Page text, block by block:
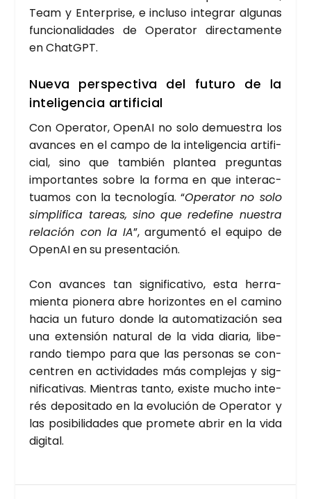
Team y Enter­pri­se, e inclu­so inte­grar algu­nas
fun­cio­na­li­da­des de Ope­ra­tor direc­ta­men­te
en ChatGPT.
Nue­va pers­pec­ti­va del futu­ro de la
inte­li­gen­cia arti­fi­cial
Con Ope­ra­tor, Ope­nAI no solo demues­tra los
avan­ces en el cam­po de la inte­li­gen­cia arti­fi­
cial, sino que tam­bién plan­tea pre­gun­tas
impor­tan­tes sobre la for­ma en que inter­ac­
tua­mos con la tec­no­lo­gía. “Ope­ra­tor no solo
sim­pli­fi­ca tareas, sino que rede­fi­ne nues­tra
rela­ción con la IA”, argu­men­tó el equi­po de
Ope­nAI en su pre­sen­ta­ción.
Con avan­ces tan sig­ni­fi­ca­ti­vo, esta herra­
mien­ta pio­ne­ra abre hori­zon­tes en el camino
hacia un futu­ro don­de la auto­ma­ti­za­ción sea
una exten­sión natu­ral de la vida dia­ria, libe­
ran­do tiem­po para que las per­so­nas se con­
cen­tren en acti­vi­da­des más com­ple­jas y sig­
ni­fi­ca­ti­vas. Mien­tras tan­to, exis­te mucho inte­
rés depo­si­ta­do en la evo­lu­ción de Ope­ra­tor y
las posi­bi­li­da­des que pro­me­te abrir en la vida
digi­tal.